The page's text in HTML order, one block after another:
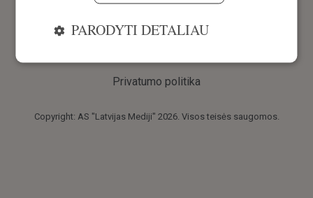
Copyright: AS "Latvijas Mediji" 2026. Visos teisės saugomos.
Privatumo politika
PARODYTI DETALIAU